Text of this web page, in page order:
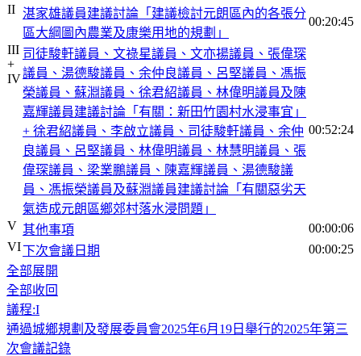
II 湛家雄議員建議討論「建議檢討元朗區內的各張分
區大綱圖內農業及康樂用地的規劃」
00:20:45
III
+
IV
司徒駿軒議員、文祿星議員、文亦揚議員、張偉琛
議員、湯德駿議員、余仲良議員、呂堅議員、馮振
榮議員、蘇淵議員、徐君紹議員、林偉明議員及陳
嘉輝議員建議討論「有關：新田竹園村水浸事宜」
+ 徐君紹議員、李啟立議員、司徒駿軒議員、余仲
良議員、呂堅議員、林偉明議員、林慧明議員、張
偉琛議員、梁業鵬議員、陳嘉輝議員、湯德駿議
員、馮振榮議員及蘇淵議員建議討論「有關惡劣天
氣造成元朗區鄉郊村落水浸問題」
00:52:24
V 其他事項
00:00:06
VI下次會議日期
00:00:25
全部展開
全部收回
議程:I
通過城鄉規劃及發展委員會2025年6月19日舉行的2025年第三
次會議記錄